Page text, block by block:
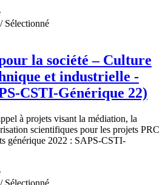
Sélectionné
la société – Culture
et industrielle -
CSTI-Générique 22)
à projets visant la médiation, la
scientifiques pour les projets PRC
générique 2022 : SAPS-CSTI-
Sélectionné